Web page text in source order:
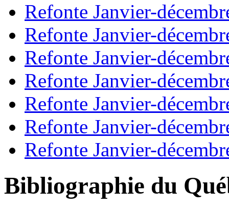
Refonte Janvier-
Refonte Janvier-
Refonte Janvier-
Refonte Janvier-
Refonte Janvier-
Refonte Janvier-
Refonte Janvier-
Bibliographie du